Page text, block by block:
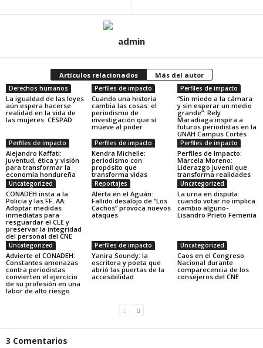
admin
Artículos relacionados Más del autor
Derechos humanos
La igualdad de las leyes
aún espera hacerse
realidad en la vida de
las mujeres: CESPAD
Perfiles de impacto
Cuando una historia
cambia las cosas: el
periodismo de
investigación que sí
mueve al poder
Perfiles de impacto
“Sin miedo a la cámara
y sin esperar un medio
grande”: Rely
Maradiaga inspira a
futuros periodistas en la
UNAH Campus Cortés
Perfiles de impacto
Alejandro Kaffati:
juventud, ética y visión
para transformar la
economía hondureña
Perfiles de impacto
Kendra Michelle:
periodismo con
propósito que
transforma vidas
Perfiles de impacto
Perfiles de Impacto:
Marcela Moreno:
Liderazgo juvenil que
transforma realidades
Uncategorized
CONADEH insta a la
Policía y las FF. AA:
Adoptar medidas
inmediatas para
resguardar el CLE y
preservar la integridad
del personal del CNE
Reportajes
Alerta en el Aguán:
Fallido desalojo de “Los
Cachos” provoca nuevos
ataques
Uncategorized
La urna en disputa:
cuando votar no implica
cambio alguno-
Lisandro Prieto Femenía
Uncategorized
Advierte el CONADEH:
Constantes amenazas
contra periodistas
convierten el ejercicio
de su profesión en una
labor de alto riesgo
Perfiles de impacto
Yanira Soundy: la
escritora y poeta que
abrió las puertas de la
accesibilidad
Uncategorized
Caos en el Congreso
Nacional durante
comparecencia de los
consejeros del CNE
3 Comentarios